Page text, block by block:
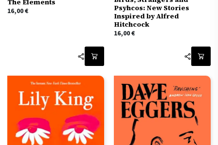
16,00€
Psyhcos: New Stories
Inspired by Alfred
Hitchcock
16,00€